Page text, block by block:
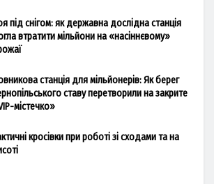
під снігом: як державна дослідна станція
втратити мільйони на «насіннєвому»
станція для мільйонерів: Як берег
ставу перетворили на закрите
містечко»
кросівки при роботі зі сходами та на